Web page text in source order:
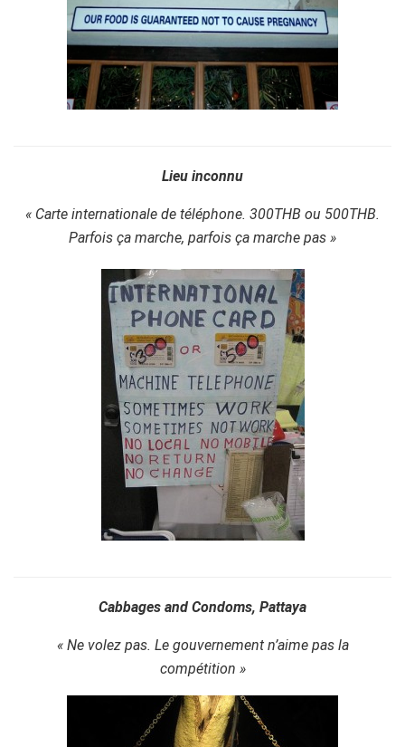
Lieu inconnu
« Carte internationale de téléphone. 300THB ou 500THB.
Parfois ça marche, parfois ça marche pas »
Cabbages and Condoms, Pattaya
« Ne volez pas. Le gouvernement n’aime pas la
compétition »